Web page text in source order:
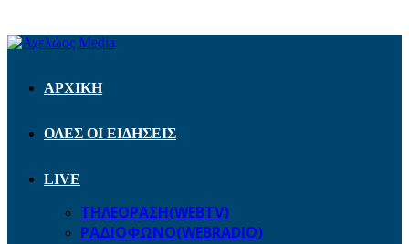
ΑΡΧΙΚΗ
ΟΛΕΣ ΟΙ ΕΙΔΗΣΕΙΣ
LIVE
ΤΗΛΕΟΡΑΣΗ(WEBTV)
ΡΑΔΙΟΦΩΝΟ(WEBRADIO)